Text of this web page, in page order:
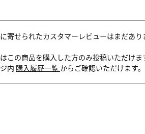
寄せられたカスタマーレビューはまだあり
この商品を購入した方のみ投稿いただけま
内 購入履歴一覧 からご確認いただけます。